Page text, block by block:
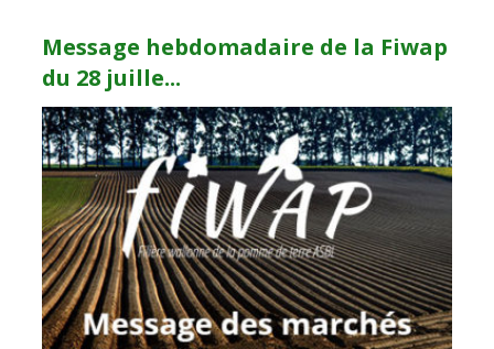
Message hebdomadaire de la Fiwap
du 28 juille...